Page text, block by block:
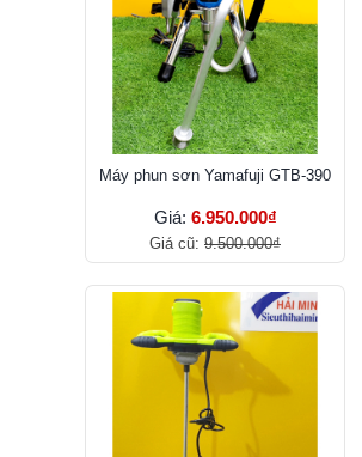
Máy phun sơn Yamafuji GTB-390
Giá: 6.950.000₫
Giá cũ: 9.500.000₫